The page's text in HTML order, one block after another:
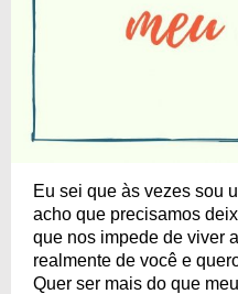
Eu sei que às vezes sou
acho que precisamos
que nos impede de viver
realmente de você e
Quer ser mais do que